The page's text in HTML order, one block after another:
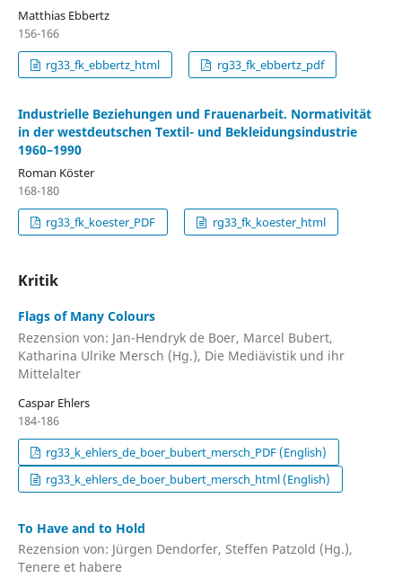
Matthias Ebbertz
156-166
rg33_fk_ebbertz_html
rg33_fk_ebbertz_pdf
Industrielle Beziehungen und Frauenarbeit. Normativität
in der westdeutschen Textil- und Bekleidungsindustrie
1960–1990
Roman Köster
168-180
rg33_fk_koester_PDF
rg33_fk_koester_html
Kritik
Flags of Many Colours
Rezension von: Jan-Hendryk de Boer, Marcel Bubert,
Katharina Ulrike Mersch (Hg.), Die Mediävistik und ihr
Mittelalter
Caspar Ehlers
184-186
rg33_k_ehlers_de_boer_bubert_mersch_PDF (English)
rg33_k_ehlers_de_boer_bubert_mersch_html (English)
To Have and to Hold
Rezension von: Jürgen Dendorfer, Steffen Patzold (Hg.),
Tenere et habere